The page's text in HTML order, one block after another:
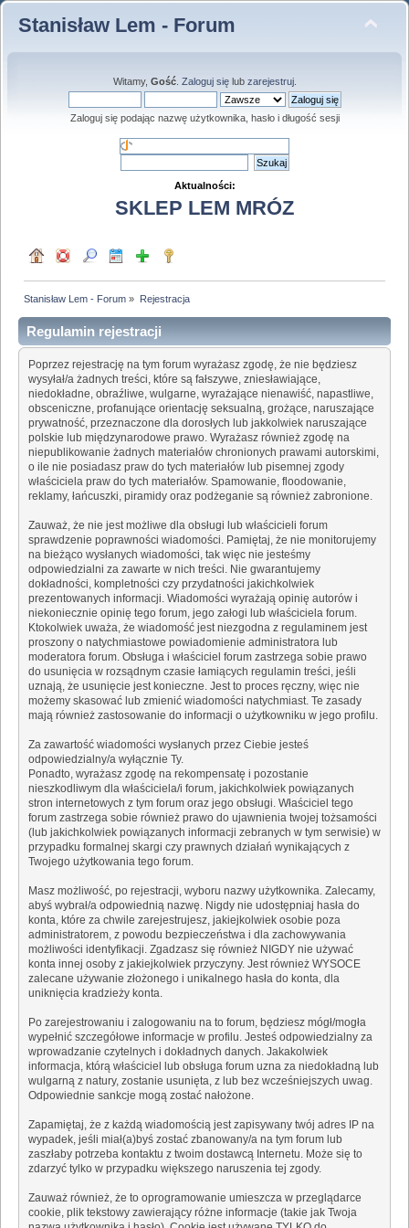
Stanisław Lem - Forum
Witamy, Gość. Zaloguj sięlub zarejestruj.
Zaloguj się podając nazwę użytkownika, hasło i długość sesji
Aktualności:
SKLEP LEM MRÓZ
Stanisław Lem - Forum » Rejestracja
Regulamin rejestracji
Poprzez rejestrację na tym forum wyrażasz zgodę, że nie będziesz
wysyłał/a żadnych treści, które są fałszywe, zniesławiające,
niedokładne, obraźliwe, wulgarne, wyrażające nienawiść, napastliwe,
obsceniczne, profanujące orientację seksualną, grożące, naruszające
prywatność, przeznaczone dla dorosłych lub jakkolwiek naruszające
polskie lub międzynarodowe prawo. Wyrażasz również zgodę na
niepublikowanie żadnych materiałów chronionych prawami autorskimi,
o ile nie posiadasz praw do tych materiałów lub pisemnej zgody
właściciela praw do tych materiałów. Spamowanie, floodowanie,
reklamy, łańcuszki, piramidy oraz podżeganie są również zabronione.
Zauważ, że nie jest możliwe dla obsługi lub właścicieli forum
sprawdzenie poprawności wiadomości. Pamiętaj, że nie monitorujemy
na bieżąco wysłanych wiadomości, tak więc nie jesteśmy
odpowiedzialni za zawarte w nich treści. Nie gwarantujemy
dokładności, kompletności czy przydatności jakichkolwiek
prezentowanych informacji. Wiadomości wyrażają opinię autorów i
niekoniecznie opinię tego forum, jego załogi lub właściciela forum.
Ktokolwiek uważa, że wiadomość jest niezgodna z regulaminem jest
proszony o natychmiastowe powiadomienie administratora lub
moderatora forum. Obsługa i właściciel forum zastrzega sobie prawo
do usunięcia w rozsądnym czasie łamiących regulamin treści, jeśli
uznają, że usunięcie jest konieczne. Jest to proces ręczny, więc nie
możemy skasować lub zmienić wiadomości natychmiast. Te zasady
mają również zastosowanie do informacji o użytkowniku w jego profilu.
Za zawartość wiadomości wysłanych przez Ciebie jesteś
odpowiedzialny/a wyłącznie Ty.
Ponadto, wyrażasz zgodę na rekompensatę i pozostanie
nieszkodliwym dla właściciela/i forum, jakichkolwiek powiązanych
stron internetowych z tym forum oraz jego obsługi. Właściciel tego
forum zastrzega sobie również prawo do ujawnienia twojej tożsamości
(lub jakichkolwiek powiązanych informacji zebranych w tym serwisie) w
przypadku formalnej skargi czy prawnych działań wynikających z
Twojego użytkowania tego forum.
Masz możliwość, po rejestracji, wyboru nazwy użytkownika. Zalecamy,
abyś wybrał/a odpowiednią nazwę. Nigdy nie udostępniaj hasła do
konta, które za chwile zarejestrujesz, jakiejkolwiek osobie poza
administratorem, z powodu bezpieczeństwa i dla zachowywania
możliwości identyfikacji. Zgadzasz się również NIGDY nie używać
konta innej osoby z jakiejkolwiek przyczyny. Jest również WYSOCE
zalecane używanie złożonego i unikalnego hasła do konta, dla
uniknięcia kradzieży konta.
Po zarejestrowaniu i zalogowaniu na to forum, będziesz mógł/mogła
wypełnić szczegółowe informacje w profilu. Jesteś odpowiedzialny za
wprowadzanie czytelnych i dokładnych danych. Jakakolwiek
informacja, którą właściciel lub obsługa forum uzna za niedokładną lub
wulgarną z natury, zostanie usunięta, z lub bez wcześniejszych uwag.
Odpowiednie sankcje mogą zostać nałożone.
Zapamiętaj, że z każdą wiadomością jest zapisywany twój adres IP na
wypadek, jeśli miał(a)byś zostać zbanowany/a na tym forum lub
zaszłaby potrzeba kontaktu z twoim dostawcą Internetu. Może się to
zdarzyć tylko w przypadku większego naruszenia tej zgody.
Zauważ również, że to oprogramowanie umieszcza w przeglądarce
cookie, plik tekstowy zawierający różne informacje (takie jak Twoja